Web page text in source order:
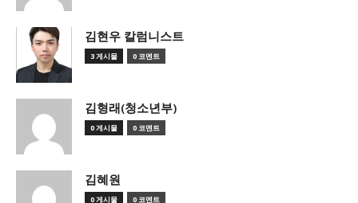
김현우 칼럼니스트
3 게시물 0 코멘트
김형래(청소년부)
0 게시물 0 코멘트
김혜원
0 게시물 0 코멘트